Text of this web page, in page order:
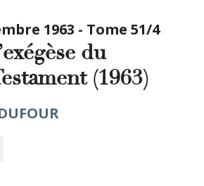
1963 - Tome 51/4
du
(1963)